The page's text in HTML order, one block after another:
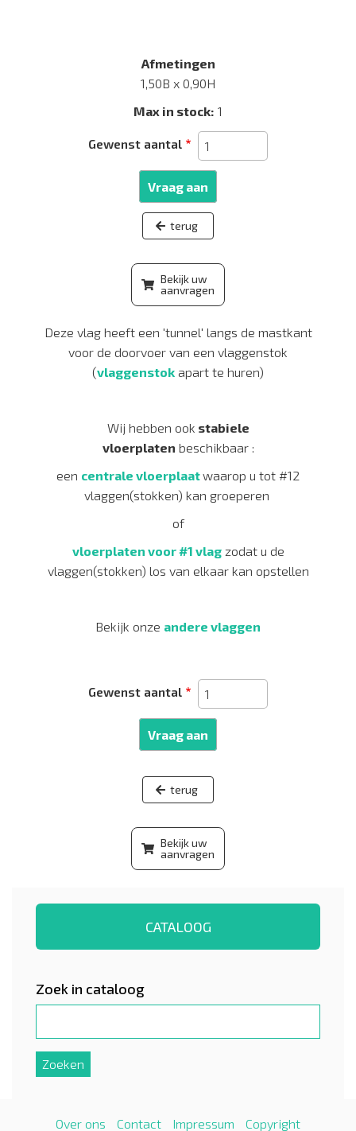
Afmetingen
1,50B x 0,90H
Max in stock 1
Gewenst aantal
Vraag aan
Bekijk uw
aanvragen
Deze vlag heeft een 'tunnel' langs de mastkant
voor de doorvoer van een vlaggenstok
(vlaggenstok apart te huren)
Wij hebben ook stabiele
vloerplaten beschikbaar :
een centrale vloerplaatwaarop u tot #12
vlaggen(stokken) kan groeperen
of
vloerplaten voor #1 vlagzodat u de
vlaggen(stokken) los van elkaar kan opstellen
Bekijk onze andere vlaggen
Gewenst aantal
Vraag aan
Bekijk uw
aanvragen
CATALOOG
Zoek in cataloog
Over ons Contact Impressum Copyright